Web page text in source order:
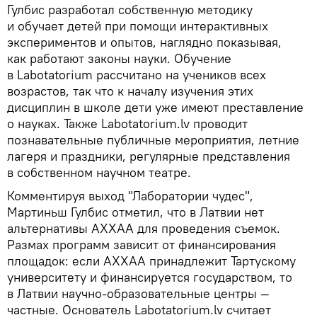
Гулбис разработал собственную методику
и обучает детей при помощи интерактивных
экспериментов и опытов, наглядно показывая,
как работают законы науки. Обучение
в Labotatorium рассчитано на учеников всех
возрастов, так что к началу изучения этих
дисциплин в школе дети уже имеют преставление
о науках. Также Labotatorium.lv проводит
познавательные публичные мероприятия, летние
лагеря и праздники, регулярные представления
в собственном научном театре.
Комментируя выход "Лаборатории чудес",
Мартиньш Гулбис отметил, что в Латвии нет
альтернативы АХХАА для проведения съемок.
Размах программ зависит от финансирования
площадок: если АХХАА принадлежит Тартускому
университету и финансируется государством, то
в Латвии научно-образовательные центры —
частные. Основатель Labotatorium.lv считает